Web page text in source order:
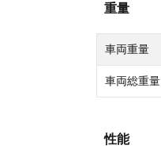
重量
車両重量
車両総重量
性能